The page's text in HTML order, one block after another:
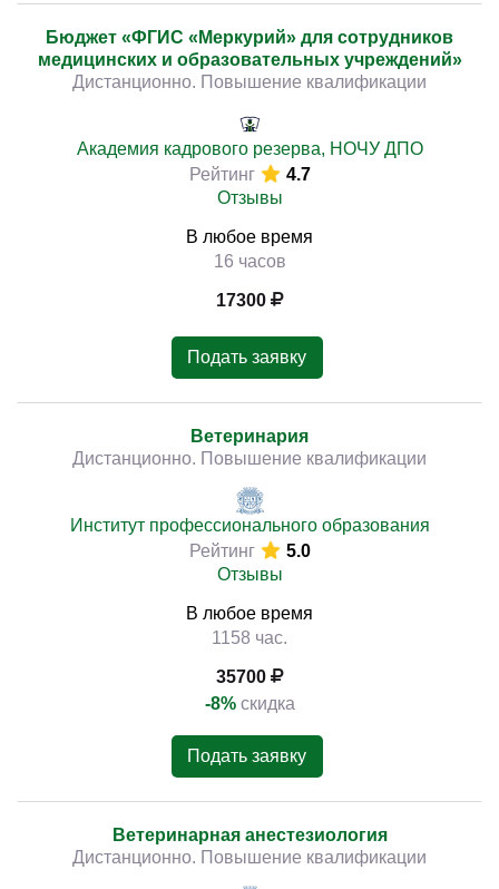
Бюджет «ФГИС «Меркурий» для сотрудников
медицинских и образовательных учреждений»
Дистанционно. Повышение квалификации
Академия кадрового резерва, НОЧУ ДПО
Рейтинг
4.7
Отзывы
В любое время
16 часов
17300
Подать заявку
Ветеринария
Дистанционно. Повышение квалификации
Институт профессионального образования
Рейтинг
5.0
Отзывы
В любое время
1158 час.
35700
-8% скидка
Подать заявку
Ветеринарная анестезиология
Дистанционно. Повышение квалификации